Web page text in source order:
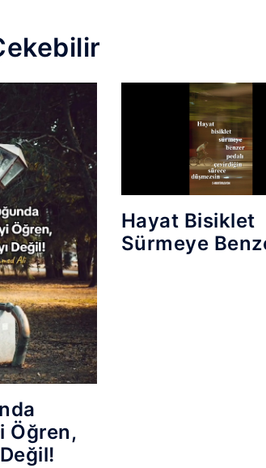
Öğren,
Hayat Bisiklet
Sürmeye